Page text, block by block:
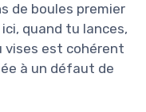
de boules premier
quand tu lances,
vises est cohérent
à un défaut de